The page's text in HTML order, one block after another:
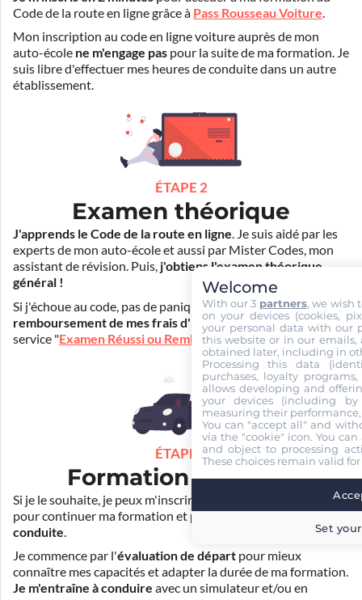
Code de la route en ligne grâce à Pass Rousseau Voiture.
Mon inscription au code en ligne voiture auprès de mon
auto-école ne m'engage pas pour la suite de ma formation. Je
suis libre d'effectuer mes heures de conduite dans un autre
établissement.
ÉTAPE 2
Examen théorique
J'apprends le Code de la route en ligne. Je suis aidé par les
experts de mon auto-école et aussi par Mister Codes, mon
assistant de révision. Puis, j'obtiens l'examen théorique
général !
Si j'échoue au code, pas de panique ! Je peux bénéficier du
remboursement de mes frais d'inscription(30€) grâce au
service "Examen Réussi ou Remboursé".
ÉTAPE 3
Formation pratique
Si je le souhaite, je peux m'inscrire auprès de mon auto-école
pour continuer ma formation et prendre des cours de
conduite.
Je commence par l'évaluation de départ pour mieux
connaître mes capacités et adapter la durée de ma formation.
Je m'entraîne à conduire avec un simulateur et/ou en
Welcome
With our 3 partners, we wish
on your devices (cookies,
your personal data with our
this website or in our emails,
obtained later, including in
Processing this data
purchases, loyalty
allows developing and
your devices (including
measuring their
You can "accept all" and
via the "cookie" icon. You
and object to processing
These choices remain valid
Set